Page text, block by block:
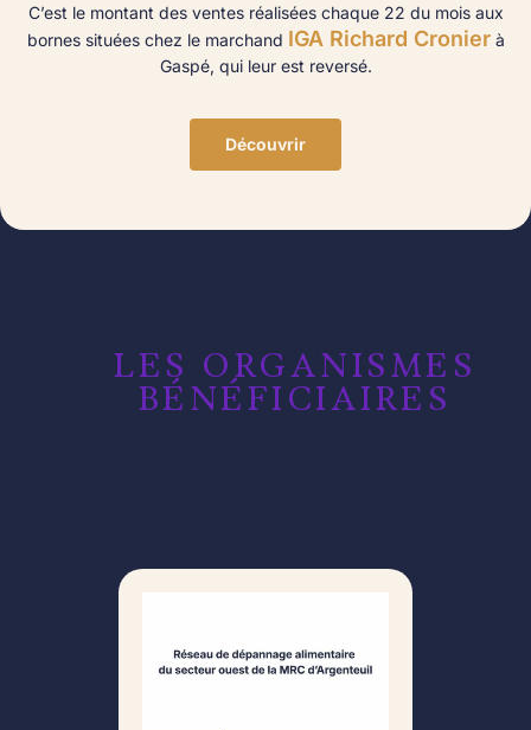
C’est le montant des ventes réalisées chaque 22 du mois aux
bornes situées chez le marchand IGA Richard Cronierà
Gaspé, qui leur est reversé.
Découvrir
LES ORGANISMES
BÉNÉFICIAIRES